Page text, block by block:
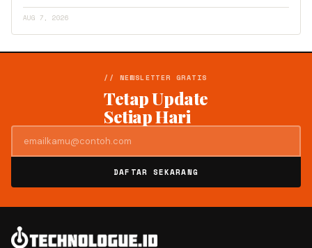
AUG 7, 2026
// NEWSLETTER GRATIS
Tetap Update
Setiap Hari
DAFTAR SEKARANG